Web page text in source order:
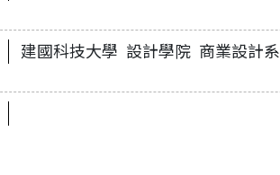
建國科技大學 設計學院 商業設計系